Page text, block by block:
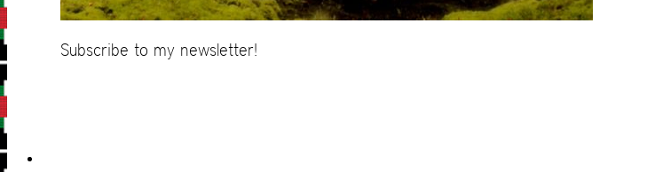
Subscribe to my newsletter!